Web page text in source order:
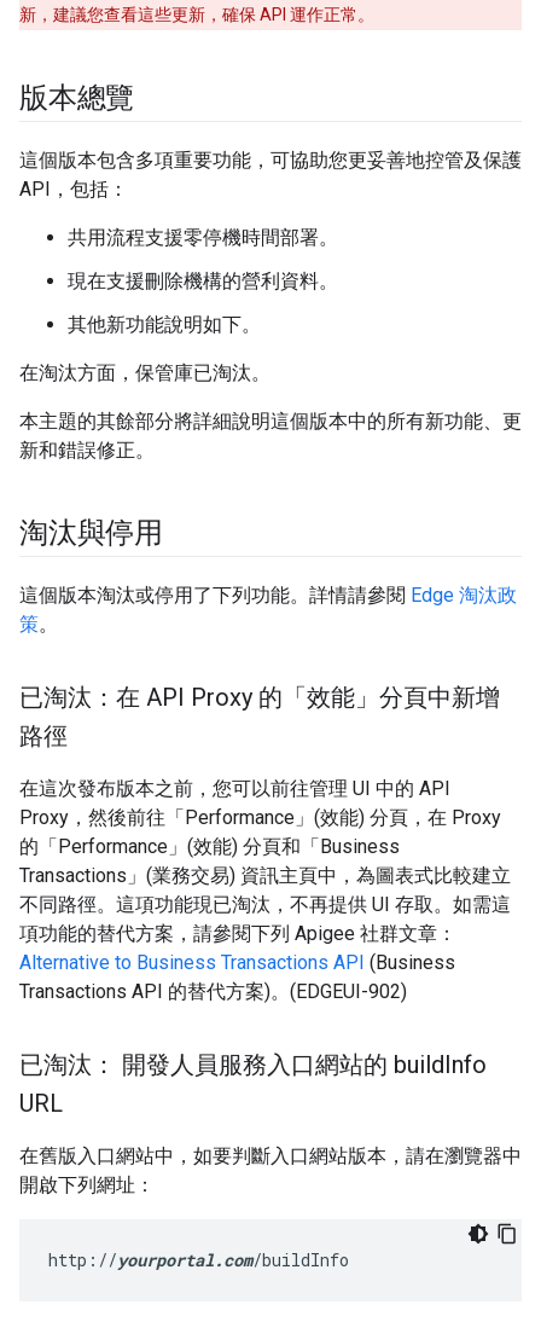
新，建議您查看這些更新，確保 API 運作正常。
版本總覽
這個版本包含多項重要功能，可協助您更妥善地控管及保護
API，包括：
共用流程支援零停機時間部署。
現在支援刪除機構的營利資料。
其他新功能說明如下。
在淘汰方面，保管庫已淘汰。
本主題的其餘部分將詳細說明這個版本中的所有新功能、更
新和錯誤修正。
淘汰與停用
這個版本淘汰或停用了下列功能。詳情請參閱 Edge 淘汰政
策。
已淘汰：在 API Proxy 的「效能」分頁中新增
路徑
在這次發布版本之前，您可以前往管理 UI 中的 API
Proxy，然後前往「Performance」(效能) 分頁，在 Proxy
的「Performance」(效能) 分頁和「Business
Transactions」(業務交易) 資訊主頁中，為圖表式比較建立
不同路徑。這項功能現已淘汰，不再提供 UI 存取。如需這
項功能的替代方案，請參閱下列 Apigee 社群文章：
Alternative to Business Transactions API (Business
Transactions API 的替代方案)。(EDGEUI-902)
已淘汰： 開發人員服務入口網站的 buildInfo
URL
在舊版入口網站中，如要判斷入口網站版本，請在瀏覽器中
開啟下列網址：
http://yourportal.com/buildInfo